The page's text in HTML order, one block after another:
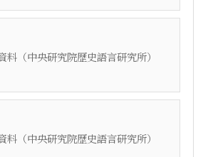
料（中央研究院歷史語言研究所）
料（中央研究院歷史語言研究所）